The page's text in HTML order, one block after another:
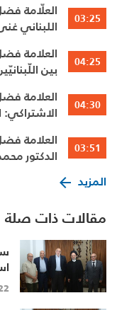
03:25
العلّامة
اللبناني
04:25
بين
04:30
العلامة
الاشتراكي:
03:51
العلامة
الدكتور
المزيد
مقالات ذات صلة
22 تموز